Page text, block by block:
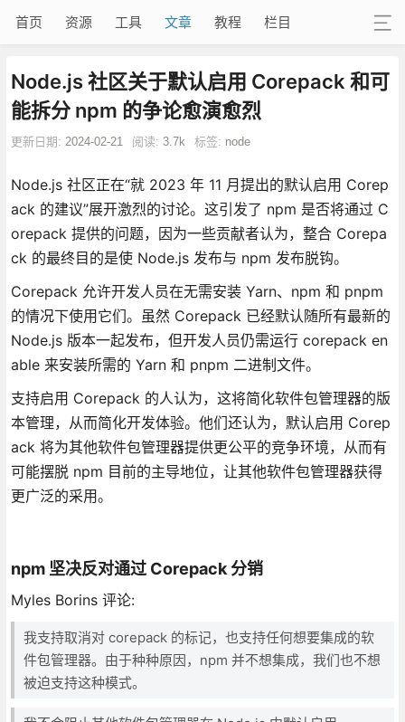
首页 资源 工具 文章 教程 栏目
Node.js 社区关于默认启用 Corepack 和可
能拆分 npm 的争论愈演愈烈
更新日期: 2024-02-21 阅读: 3.7k 标签: node
Node.js 社区正在“就 2023 年 11 月提出的默认启用 Corep
ack 的建议”展开激烈的讨论。这引发了 npm 是否将通过 C
orepack 提供的问题，因为一些贡献者认为，整合 Corepa
ck 的最终目的是使 Node.js 发布与 npm 发布脱钩。
Corepack 允许开发人员在无需安装 Yarn、npm 和 pnpm
的情况下使用它们。虽然 Corepack 已经默认随所有最新的
Node.js 版本一起发布，但开发人员仍需运行 corepack en
able 来安装所需的 Yarn 和 pnpm 二进制文件。
支持启用 Corepack 的人认为，这将简化软件包管理器的版
本管理，从而简化开发体验。他们还认为，默认启用 Corep
ack 将为其他软件包管理器提供更公平的竞争环境，从而有
可能摆脱 npm 目前的主导地位，让其他软件包管理器获得
更广泛的采用。
npm 坚决反对通过 Corepack 分销
Myles Borins 评论:
我支持取消对 corepack 的标记，也支持任何想要集成的软
件包管理器。由于种种原因，npm 并不想集成，我们也不想
被迫支持这种模式。